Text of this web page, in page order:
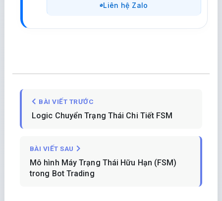
Liên hệ Zalo
BÀI VIẾT TRƯỚC
Logic Chuyển Trạng Thái Chi Tiết FSM
BÀI VIẾT SAU
Mô hình Máy Trạng Thái Hữu Hạn (FSM)
trong Bot Trading